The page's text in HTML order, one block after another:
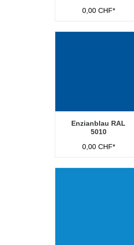
0,00 CHF*
Enzianblau RAL
5010
0,00 CHF*